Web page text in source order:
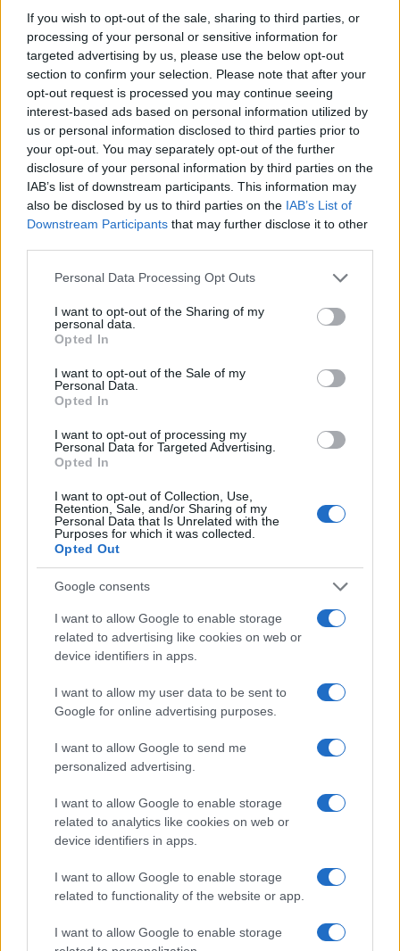
If you wish to opt-out of the sale, sharing to third parties, or
processing of your personal or sensitive information for
targeted advertising by us, please use the below opt-out
section to confirm your selection. Please note that after your
opt-out request is processed you may continue seeing
interest-based ads based on personal information utilized by
us or personal information disclosed to third parties prior to
your opt-out. You may separately opt-out of the further
disclosure of your personal information by third parties on the
IAB’s list of downstream participants. This information may
also be disclosed by us to third parties on the IAB’s List of
Downstream Participants that may further disclose it to other
Please note that this website/app uses one or more Google
not limited to your visit or usage behaviour. You may click to
grant or deny consent to Google and its third-party tags to
use your data for below specified purposes in below Google
consent section.
Personal Data Processing Opt Outs
I want to opt-out of the Sharing of my
personal data.
Opted In
I want to opt-out of the Sale of my
Personal Data.
Opted In
I want to opt-out of processing my
Personal Data for Targeted Advertising.
Opted In
I want to opt-out of Collection, Use,
Retention, Sale, and/or Sharing of my
Personal Data that Is Unrelated with the
Purposes for which it was collected.
Opted Out
Google consents
I want to allow Google to enable storage
related to advertising like cookies on web or
device identifiers in apps.
I want to allow my user data to be sent to
Google for online advertising purposes.
I want to allow Google to send me
personalized advertising.
I want to allow Google to enable storage
related to analytics like cookies on web or
device identifiers in apps.
I want to allow Google to enable storage
related to functionality of the website or app.
I want to allow Google to enable storage
torz érzéseik, vágyaik, mohóságuk kiszolgáltatottjai. Maga
Karnyóné is, akinek kapuzárási pánik előtti/utáni
csillapíthatatlan szexuális étvágya komikus ugyan, ám
magára hagyatottsága, kiszolgáltatottsága már nem az. De
magukra maradnak a többiek is, a boldogság esélyéhez
valóban a jó tündér érintése szükségeltetne, csakhogy a
valóságban jó tündérek ugyebár ritkán érkeznek? Az
előadás megidézi a transzcendenciát, de egyúttal földre is
szállítja azt. Már Kuruzs sem ebből a világból érkezik - ő az
első szereplő, aki nem marionett -, s mintegy előkészíti a
terepet a tündérek megjelenésének. Az előadás azt is
(transzcendens pólusokról, angyalokról, ördögökről, sőt, akár
emberekkel játszó túlvilági hatalomról beszélve), de azt is,
hogy mindezt ne vegyük túl komolyan, inkább csak a játék
részének tekintsük. Hasonló a helyzet az előadás vége felé
ismét megidézett előjátékkal - melynek szereplői ezúttal
sajátosan értelmezett némajátékot adnak elő - és az általa
visszatérését is, akinek alakja nem kevésbé vicces ugyan,
mint a többieké, de ijesztő vékonyságában, hiányzó karjában
van valami kísérteties.
Bohoczki Sára és Fritz Attila
összehangolt csapatmunkát igényel, a főbb szereplőknek
van lehetőségük.Bohoczki SáraKarnyónéja talán a
felkínálkozásain, hisztijein is átsejlik a magányos,
szeretethiányos asszony alakja. Viselkedése komikus,
játéka meggyőzően mutatja. Mint ahogy Samu együgyűsége
sem pusztán a humor forrása; a játék előrehaladtával
Mórocz Adrienntekintetéből, gesztusaiból is mind jobban